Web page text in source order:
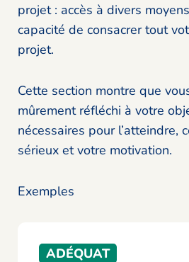
projet : accès à divers
capacité de consacrer tout
projet.
Cette section montre que
mûrement réfléchi à votre
nécessaires pour l’atteindre,
sérieux et votre motivation.
Exemples
ADÉQUAT